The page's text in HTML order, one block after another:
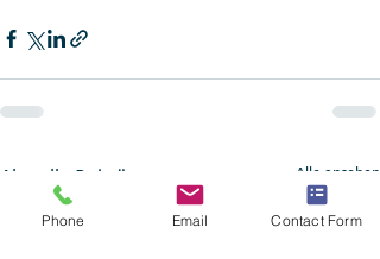
Aktuelle Beiträge Alle ansehen
Phone Email Contact Form